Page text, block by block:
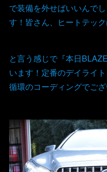
で装備を外せばいいんで
す！皆さん、ヒートテッ
と言う感じで『本日
います！定番のデイライ
循環のコーディングでござ